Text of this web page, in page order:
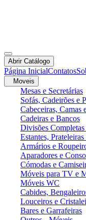
Abrir Catálogo
Página InicialContatos
Moveis
Mesas e Secretárias
Sofás, Cadeirões e
Cabeceiras, Camas
Cadeiras e Bancos
Divisões
Estantes,
Armários e
Aparadores e
Cómodas e
Móveis para TV e
Móveis WC
Cabides,
Louceiros e
Bares e Garrafeiras